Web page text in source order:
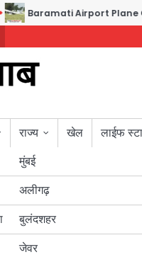
Airport Plane Crash:
राज्य
मुंबई
उत्तर प्रदेश
अलीगढ़
बुलंदशहर
जेवर
बिहार
पंजाब
खेल लाईफ